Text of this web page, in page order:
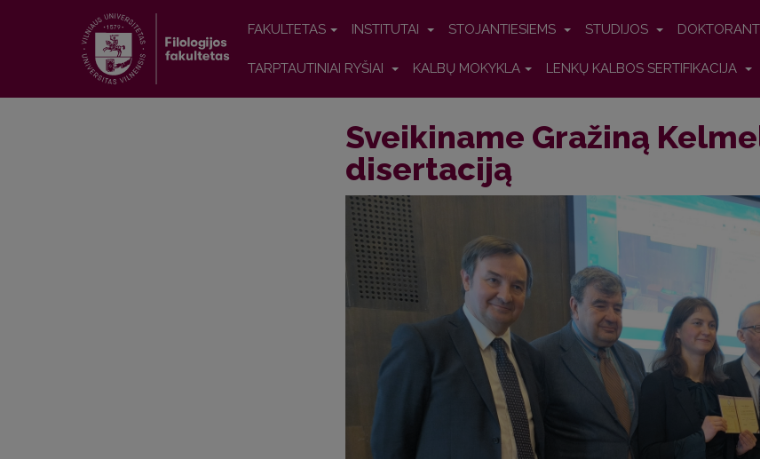
FAKULTETAS INSTITUTAI STOJANTIESIEMS STUDIJOS
TARPTAUTINIAI RYŠIAI KALBŲ MOKYKLA LENKŲ KALBOS SERTIFIKACIJA
Sveikiname Gražiną
disertaciją